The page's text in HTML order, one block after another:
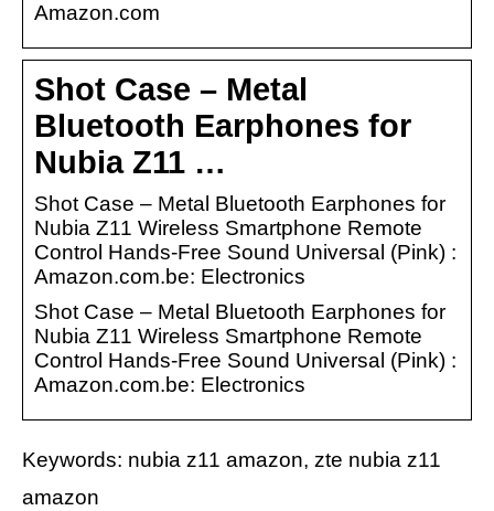
Amazon.com
Shot Case – Metal
Bluetooth Earphones for
Nubia Z11 …
Shot Case – Metal Bluetooth Earphones for
Nubia Z11 Wireless Smartphone Remote
Control Hands-Free Sound Universal (Pink) :
Amazon.com.be: Electronics
Shot Case – Metal Bluetooth Earphones for
Nubia Z11 Wireless Smartphone Remote
Control Hands-Free Sound Universal (Pink) :
Amazon.com.be: Electronics
Keywords: nubia z11 amazon, zte nubia z11
amazon